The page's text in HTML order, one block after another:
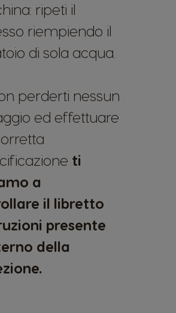
ripeti il
riempiendo il
di sola acqua.
perderti nessun
ed effettuare
ti
a
il libretto
presente
della